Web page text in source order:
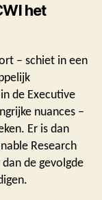
het
– schiet in een
de Executive
nuances –
Er is dan
Research
de gevolgde